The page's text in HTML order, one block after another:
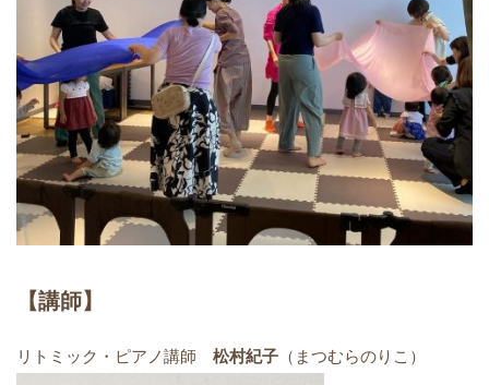
【講師】
リトミック・ピアノ講師 松村紀子 （まつむらのりこ）